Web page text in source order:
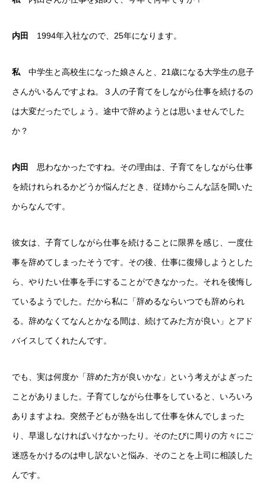
内田 1994年入社なので、25年になります。
私 中学生と高校生になった娘さんと、21歳になる大学生の息子
さんがいるんですよね。３人の子育てをしながら仕事を続けるの
は大変だったでしょう。途中で辞めようとは思いませんでした
か？
内田 思わなかったですね。その理由は、子育てをしながら仕事
を続けれられるかどうか悩んだとき、従姉からこんな話を聞いた
からなんです。
彼女は、子育てしながら仕事を続けることに限界を感じ、一度仕
事を辞めてしまったそうです。その後、仕事に復帰しようとした
ら、やりたい仕事を手にすることができなかった。それを後悔し
ているようでした。だから私に「辞めるならいつでも辞められ
る。辞めなくてなんとかなる間は、続けてみた方が良い」とアド
バイスしてくれたんです。
でも、実は何度か「辞めた方が良いかな」という考えがよぎった
ことがありました。子育てしながら仕事をしていると、いろいろ
ありますよね。突然子どもが熱を出して仕事を休んでしまった
り、早退しなければいけなかったり。そのたびに周りの方々にご
迷惑をかけるのは申し訳ないと悩み、そのことを上司に相談した
んです。